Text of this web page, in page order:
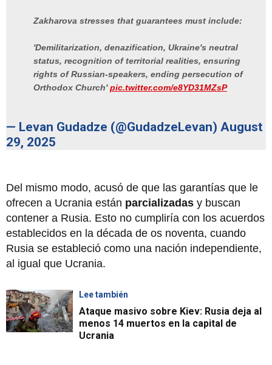
Zakharova stresses that guarantees must include:
'Demilitarization, denazification, Ukraine's neutral
status, recognition of territorial realities, ensuring
rights of Russian-speakers, ending persecution of
Orthodox Church'pic.twitter.com/e8YD31MZsP
— Levan Gudadze (@GudadzeLevan) August
29, 2025
Del mismo modo, acusó de que las garantías que le
ofrecen a Ucrania están parcializadas y buscan
contener a Rusia. Esto no cumpliría con los acuerdos
establecidos en la década de os noventa, cuando
Rusia se estableció como una nación independiente,
al igual que Ucrania.
Lee también
Ataque masivo sobre Kiev: Rusia deja al
menos 14 muertos en la capital de
Ucrania